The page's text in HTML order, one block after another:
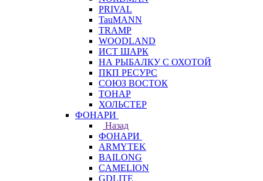
PRIVAL
TauMANN
TRAMP
WOODLAND
ИСТ ШАРК
НА РЫБАЛКУ С ОХОТОЙ
ПКП РЕСУРС
СОЮЗ ВОСТОК
ТОНАР
ХОЛЬСТЕР
ФОНАРИ
Назад
ФОНАРИ
ARMYTEK
BAILONG
CAMELION
GDLITE